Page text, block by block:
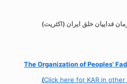
فداییان خلق ایران (اکثریت)
The Organization ofPeoples’
(Click here for KAR in